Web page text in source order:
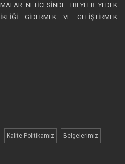
NETİCESİNDE TREYLER YEDEK
GİDERMEK VE GELİŞTİRMEK
Kalite Politikamız Belgelerimiz